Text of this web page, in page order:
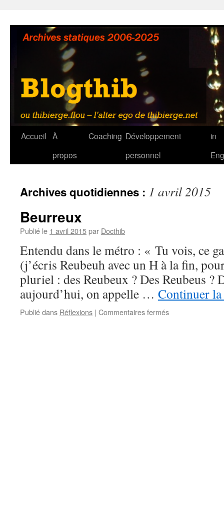
contenu
Accueil À
propos
Coaching Développement
personnel
in
Archives quotidiennes : 1 avril 2015
Beurreux
Publié le 1 avril 2015par Docthib
Entendu dans le métro : « Tu vois, ce
(j’écris Reubeuh avec un H à la fin,
pluriel : des Reubeux ? Des Reubeus ?
aujourd’hui, on appelle … Continuer
Publié dans Réflexions | Commentaires ferméssur